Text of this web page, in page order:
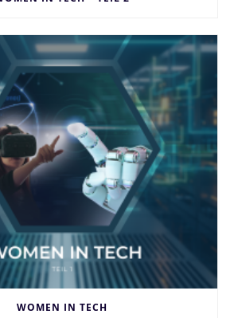
WOMEN IN TECH